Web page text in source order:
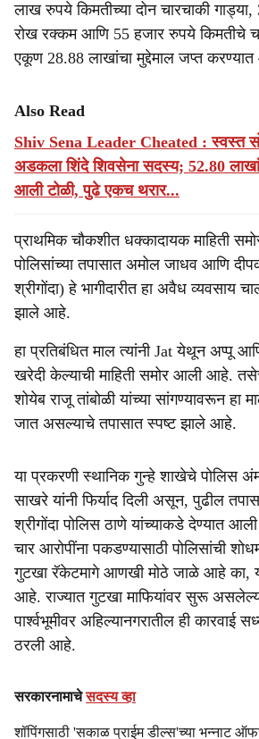
लाख रुपये किमतीच्या दोन चारचाकी
रोख रक्कम आणि 55 हजार रुपये किमतीचे
एकूण 28.88 लाखांचा मुद्देमाल जप्त
Also Read
Shiv Sena Leader Cheated : स्वस्त
अडकला शिंदे शिवसेना सदस्य; 52.80
आली टोळी, पुढे एकच थरार...
प्राथमिक चौकशीत धक्कादायक माहिती
पोलिसांच्या तपासात अमोल जाधव आणि
श्रीगोंदा) हे भागीदारीत हा अवैध व्यवसाय
झाले आहे.
हा प्रतिबंधित माल त्यांनी Jat येथून अप्पू
खरेदी केल्याची माहिती समोर आली आहे.
शोयेब राजू तांबोळी यांच्या सांगण्यावरून हा
जात असल्याचे तपासात स्पष्ट झाले आहे.
या प्रकरणी स्थानिक गुन्हे शाखेचे पोलिस
साखरे यांनी फिर्याद दिली असून, पुढील
श्रीगोंदा पोलिस ठाणे यांच्याकडे देण्यात
चार आरोपींना पकडण्यासाठी पोलिसांची
गुटखा रॅकेटमागे आणखी मोठे जाळे आहे का,
आहे. राज्यात गुटखा माफियांवर सुरू
पार्श्वभूमीवर अहिल्यानगरातील ही कारवाई
ठरली आहे.
सरकारनामाचेसदस्य व्हा
शॉपिंगसाठी 'सकाळ प्राईम डील्स'च्या भन्नाट